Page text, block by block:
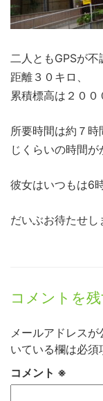
二人ともGPSが
距離３０キロ、
累積標高は２００
所要時間は約７
じくらいの時間が
彼女はいつもは6
だいぶお待たせし
コメントを
メールアドレスが
いている欄は必須
コメント ※